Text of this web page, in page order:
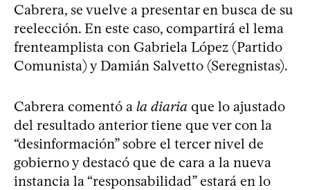
Cabrera, se vuelve a presentar en busca de su
reelección. En este caso, compartirá el lema
frenteamplista con Gabriela López (Partido
Comunista) y Damián Salvetto (Seregnistas).
Cabrera comentó a la diaria que lo ajustado
del resultado anterior tiene que ver con la
“desinformación” sobre el tercer nivel de
gobierno y destacó que de cara a la nueva
instancia la “responsabilidad” estará en lo